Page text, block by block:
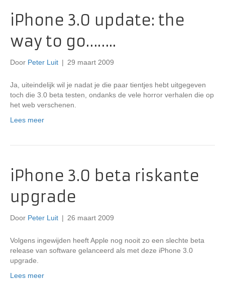
iPhone 3.0 update: the
way to go……..
Door Peter Luit | 29 maart 2009
Ja, uiteindelijk wil je nadat je die paar tientjes hebt uitgegeven
toch die 3.0 beta testen, ondanks de vele horror verhalen die op
het web verschenen.
Lees meer
iPhone 3.0 beta riskante
upgrade
Door Peter Luit | 26 maart 2009
Volgens ingewijden heeft Apple nog nooit zo een slechte beta
release van software gelanceerd als met deze iPhone 3.0
upgrade.
Lees meer